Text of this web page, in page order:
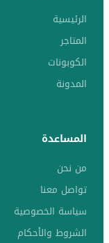
الرئيسية
المتاجر
الكوبونات
المدونة
المساعدة
من نحن
تواصل معنا
سياسة الخصوصية
الشروط والأحكام